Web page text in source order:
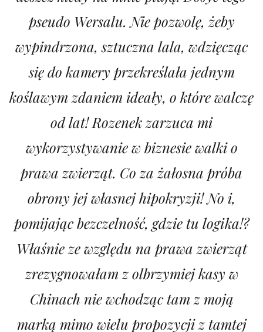
pseudo Wersalu. Nie pozwolę, żeby
wypindrzona, sztuczna lala, wdzięcząc
się do kamery przekreślała jednym
koślawym zdaniem ideały, o które walczę
od lat! Rozenek zarzuca mi
wykorzystywanie w biznesie walki o
prawa zwierząt. Co za żałosna próba
obrony jej własnej hipokryzji! No i,
pomijając bezczelność, gdzie tu logika!?
Właśnie ze względu na prawa zwierząt
zrezygnowałam z olbrzymiej kasy w
Chinach nie wchodząc tam z moją
marką mimo wielu propozycji z tamtej